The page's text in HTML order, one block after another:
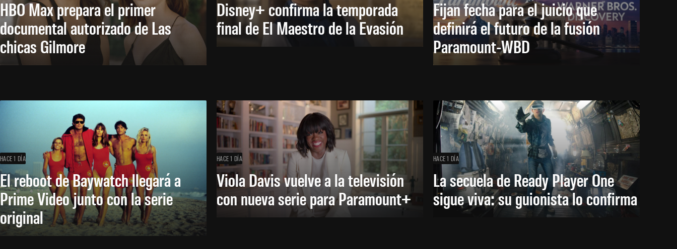
HBO Max prepara el primer
documental autorizado de Las
chicas Gilmore
Disney+ confirma la temporada
final de El Maestro de la Evasión
Fijan fecha para el juicio que
definirá el futuro de la fusión
Paramount-WBD
HACE 1 DÍA
El reboot de Baywatch llegará a
Prime Video junto con la serie
original
HACE 1 DÍA
Viola Davis vuelve a la televisión
con nueva serie para Paramount+
HACE 1 DÍA
La secuela de Ready Player One
sigue viva: su guionista lo confirma